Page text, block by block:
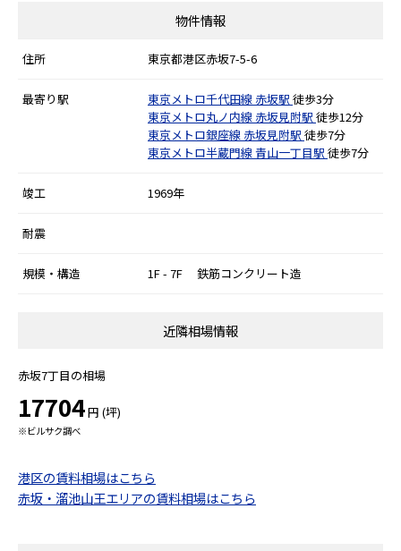
物件情報
住所 東京都港区赤坂7-5-6
最寄り駅 東京メトロ千代田線 赤坂駅 徒歩3分
東京メトロ丸ノ内線 赤坂見附駅 徒歩12分
東京メトロ銀座線 赤坂見附駅 徒歩7分
東京メトロ半蔵門線青山一丁目駅 徒歩7分
竣工 1969年
耐震
規模・構造 1F - 7F 鉄筋コンクリート造
近隣相場情報
赤坂7丁目の相場
17704円 (坪)
※ビルサク調べ
港区の賃料相場はこちら
赤坂・溜池山王エリアの賃料相場はこちら